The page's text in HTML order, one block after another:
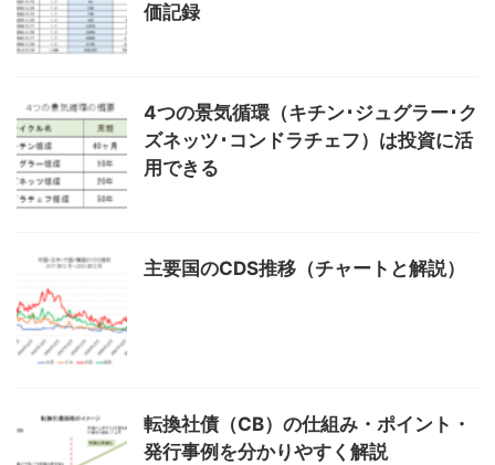
価記録
4つの景気循環（キチン･ジュグラー･ク
ズネッツ･コンドラチェフ）は投資に活
用できる
主要国のCDS推移（チャートと解説）
転換社債（CB）の仕組み・ポイント・
発行事例を分かりやすく解説